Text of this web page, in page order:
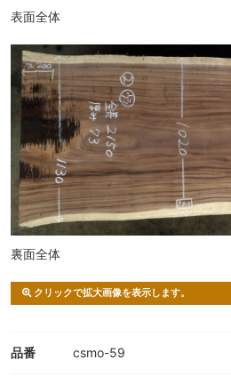
表面全体
裏面全体
クリックで拡大画像を表示します。
品番 csmo-59